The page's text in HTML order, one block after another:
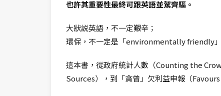
也許其重要性最終可跟英語並駕齊驅。
大狀説英語，不一定艱辛；
環保，不一定是「environmentally friendly
這本書，從政府統計人數（Counting the
Sources），到「貪曾」欠利益申報（